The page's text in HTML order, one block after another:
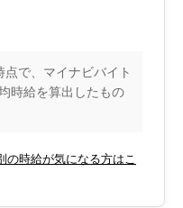
で、マイナビバイト
時給を算出したもの
の時給が気になる方はこ